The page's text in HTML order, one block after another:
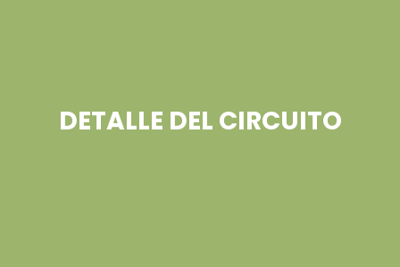
DETALLE DEL CIRCUITO